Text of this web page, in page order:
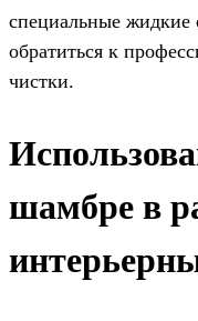
специальные жидкие
обратиться к
чистки.
шамбре в